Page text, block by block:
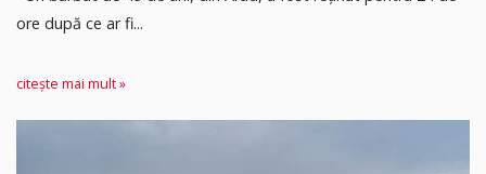
ore după ce ar fi...
citește mai mult »